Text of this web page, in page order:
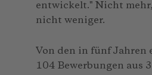
entwickelt." Nicht
nicht weniger.
Von den in fünf Jahren
104 Bewerbungen aus